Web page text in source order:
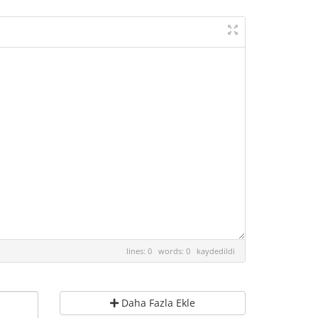
lines: 0 words: 0 kaydedildi
Daha Fazla Ekle